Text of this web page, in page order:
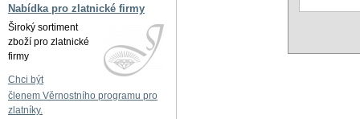
Nabídka pro zlatnické firmy
Široký sortiment
zboží pro zlatnické
firmy
Chci být
členem Věrnostního programu pro
zlatníky.